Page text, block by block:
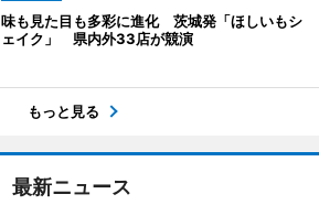
味も見た目も多彩に進化 茨城発「ほしいもシ
ェイク」 県内外33店が競演
もっと見る
最新ニュース